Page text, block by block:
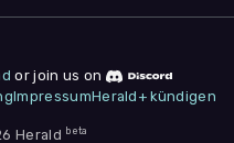
"
or join us on
ImpressumHerald+ kündigen
Herald beta